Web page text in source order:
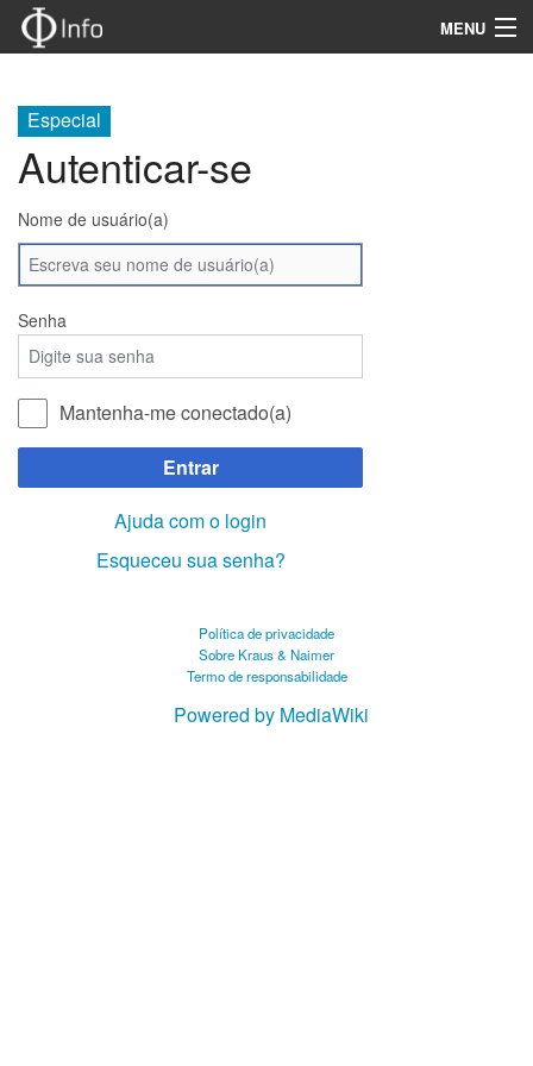
MENU
Produtos
Informações técnicas
Certificados e Manuais
Especial
Autenticar-se
Nome de usuário(a)
Senha
Mantenha-me conectado(a)
Entrar
Ajuda com o login
Esqueceu sua senha?
Política de privacidade
Sobre Kraus & Naimer
Termo de responsabilidade
Powered by MediaWiki